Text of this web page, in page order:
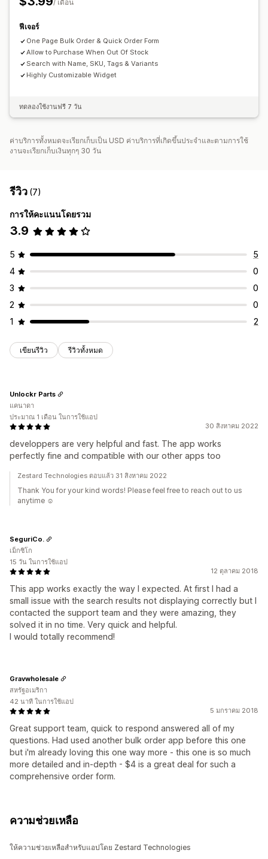
/ เดือน
ฟีเจอร์
One Page Bulk Order & Quick Order Form
Allow to Purchase When Out Of Stock
Search with Name, SKU, Tags & Variants
Highly Customizable Widget
ทดลองใช้งานฟรี 7 วัน
ค่าบริการทั้งหมดจะเรียกเก็บเป็น USD ค่าบริการที่เกิดขึ้นประจำและตามการใช้
งานจะเรียกเก็บเงินทุกๆ 30 วัน
รีวิว (7)
การให้คะแนนโดยรวม
3.9
5
5
4
0
3
0
2
0
1
2
เขียนรีวิว รีวิวทั้งหมด
30 สิงหาคม 2022
developpers are very helpful and fast. The app works
perfectly fine and compatible with our other apps too
Unlockr Parts
แคนาดา
ประมาณ 1 เดือน ในการใช้แอป
Zestard Technologies ตอบแล้ว 31 สิงหาคม 2022
Thank You for your kind words! Please feel free to reach out to us
anytime ☺️
12 ตุลาคม 2018
This app works exactly the way I expected. At first I had a
small issue with the search results not displaying correctly but I
contacted the support team and they were amazing, they
solved it in no time. Very quick and helpful.
I would totally recommend!
SeguriCo.
เม็กซิโก
15 วัน ในการใช้แอป
5 มกราคม 2018
Great support team, quick to respond answered all of my
questions. Had used another bulk order app before this one
but i'm already loving this one way more - this one is so much
more detailed and in-depth - $4 is a great deal for such a
comprehensive order form.
Gravwholesale
สหรัฐอเมริกา
42 นาที ในการใช้แอป
ความช่วยเหลือ
ให้ความช่วยเหลือสำหรับแอปโดย Zestard Technologies